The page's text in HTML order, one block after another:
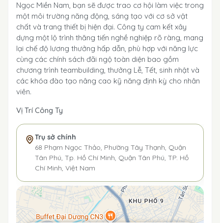
Ngọc Miền Nam, bạn sẽ được trao cơ hội làm việc trong
một môi trường năng động, sáng tạo với cơ sở vật
chất và trang thiết bị hiện đại. Công ty cam kết xây
dựng một lộ trình thăng tiến nghề nghiệp rõ ràng, mang
lại chế độ lương thưởng hấp dẫn, phù hợp với năng lực
cùng các chính sách đãi ngộ toàn diện bao gồm
chương trình teambuilding, thưởng Lễ, Tết, sinh nhật và
các khóa đào tạo nâng cao kỹ năng định kỳ cho nhân
viên.
Vị Trí Công Ty
Trụ sở chính
68 Phạm Ngọc Thảo, Phường Tây Thạnh, Quận
Tân Phú, Tp. Hồ Chí Minh, Quận Tân Phú, TP. Hồ
Chí Minh, Việt Nam